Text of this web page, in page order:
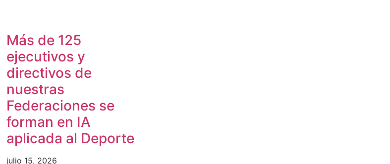
Más de 125
ejecutivos y
directivos de
nuestras
Federaciones se
forman en IA
aplicada al Deporte
julio 15, 2026